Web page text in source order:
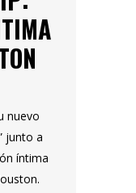
nuevo
junto a
íntima